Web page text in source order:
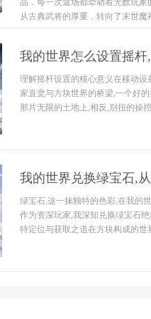
品，每一次返场都牵动着无数玩
从古典武将的厚重，转向了末世
我的世界怎么设置摇
理解摇杆设置的核心意义在移动
家直觉与方块世界的桥梁,一个好
那片无限的土地上,相反,别扭的操
我的世界兑换绿宝石,
绿宝石,这一抹独特的色彩,在我的
作为资深玩家,我深知兑换绿宝石
特定位与获取之道在方块构成的